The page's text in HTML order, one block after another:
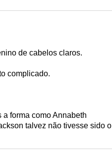
de cabelos claros.
complicado.
forma como Annabeth
talvez não tivesse sido o